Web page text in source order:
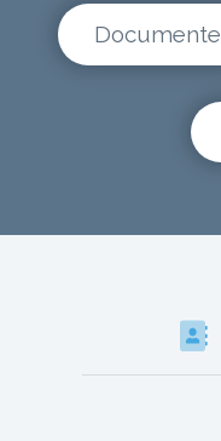
Documente